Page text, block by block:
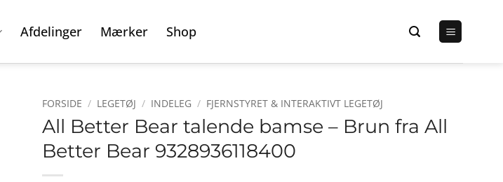
Afdelinger Mærker Shop
FORSIDE / LEGETØJ / INDELEG / FJERNSTYRET & INTERAKTIVT LEGETØJ
All Better Bear talende bamse – Brun fra All
Better Bear 9328936118400